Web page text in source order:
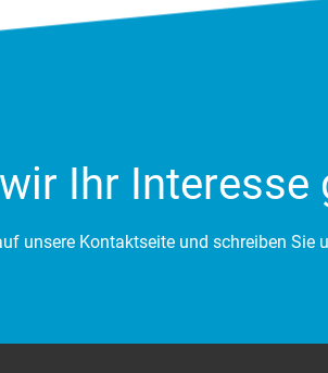
Ihr Interesse
unsere Kontaktseite und schreiben Sie